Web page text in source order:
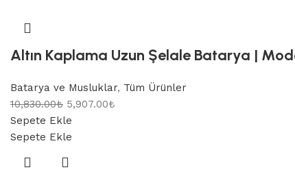
Altın Kaplama Uzun Şelale Batarya |
Batarya ve Musluklar, Tüm Ürünler
10,830.00₺ 5,907.00₺
Sepete Ekle
Sepete Ekle